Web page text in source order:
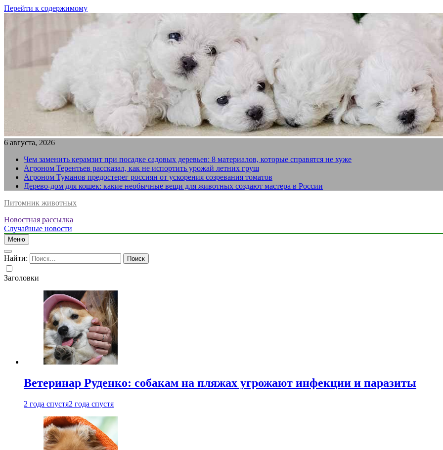
Перейти к содержимому
6 августа, 2026
Чем заменить керамзит при посадке садовых деревьев: 8 материалов, которые справятся не хуже
Агроном Терентьев рассказал, как не испортить урожай летних груш
Агроном Туманов предостерег россиян от ускорения созревания томатов
Дерево-дом для кошек: какие необычные вещи для животных создают мастера в России
Питомник животных
Новостная рассылка
Случайные новости
Меню
Найти:
Заголовки
Ветеринар Руденко: собакам на пляжах угрожают инфекции и паразиты
2 года спустя2 года спустя